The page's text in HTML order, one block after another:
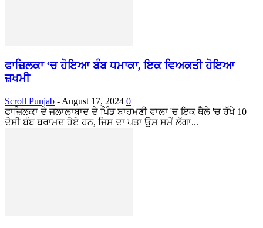
ਫਾਜ਼ਿਲਕਾ ‘ਚ ਹੋਇਆ ਬੰਬ ਧਮਾਕਾ, ਇਕ ਵਿਅਕਤੀ ਹੋਇਆ
ਜ਼ਖਮੀ
Scroll Punjab - August 17, 2024 0
ਫਾਜ਼ਿਲਕਾ ਦੇ ਜਲਾਲਾਬਾਦ ਦੇ ਪਿੰਡ ਬਾਹਮਣੀ ਵਾਲਾ 'ਚ ਇਕ ਥੈਲੇ 'ਚ ਰੱਖੇ 10
ਦੇਸੀ ਬੰਬ ਬਰਾਮਦ ਹੋਏ ਹਨ, ਜਿਸ ਦਾ ਪਤਾ ਉਸ ਸਮੇਂ ਲੱਗਾ...